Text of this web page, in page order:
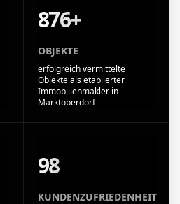
876+
OBJEKTE
erfolgreich vermittelte
Objekte als etablierter
Immobilienmakler in
Marktoberdorf
98
KUNDENZUFRIEDENHEIT